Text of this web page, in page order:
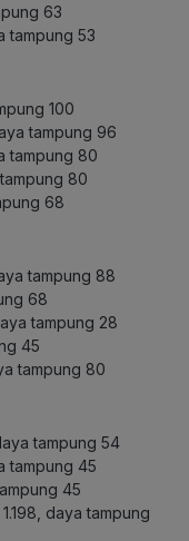
63
tampung 53
100
tampung 96
tampung 80
80
68
tampung 88
68
tampung 28
45
tampung 80
tampung 54
tampung 45
45
daya tampung